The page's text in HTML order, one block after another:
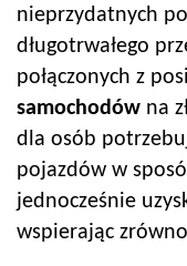
nieprzydatnych
długotrwałego
połączonych z
samochodów na
dla osób
pojazdów w
jednocześnie
wspierając